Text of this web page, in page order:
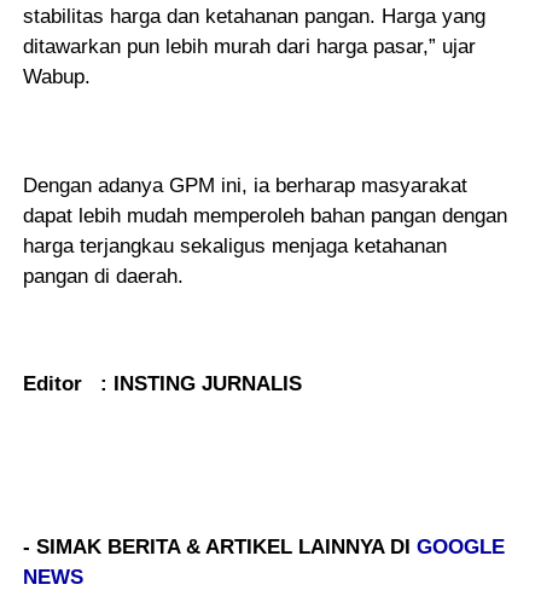
stabilitas harga dan ketahanan pangan. Harga yang
ditawarkan pun lebih murah dari harga pasar,” ujar
Wabup.
Dengan adanya GPM ini, ia berharap masyarakat
dapat lebih mudah memperoleh bahan pangan dengan
harga terjangkau sekaligus menjaga ketahanan
pangan di daerah.
Editor : INSTING JURNALIS
- SIMAK BERITA & ARTIKEL LAINNYA DIGOOGLE
NEWS